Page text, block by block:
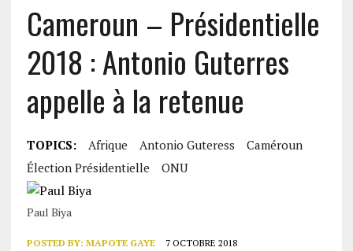
Cameroun – Présidentielle
2018 : Antonio Guterres
appelle à la retenue
TOPICS: Afrique Antonio Guteress
Caméroun
Élection Présidentielle
ONU
Paul Biya
POSTED BY: MAPOTE GAYE 7 OCTOBRE 2018